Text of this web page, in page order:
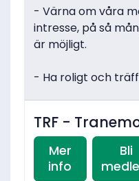
- Värna om våra
intresse, på så
är möjligt.
- Ha roligt och
TRF -
Mer
info
Bli